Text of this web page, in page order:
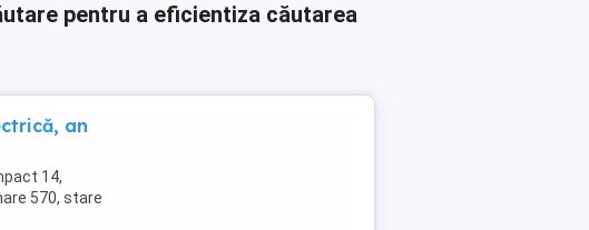
pentru a eficientiza căutarea
an
14,
570, stare